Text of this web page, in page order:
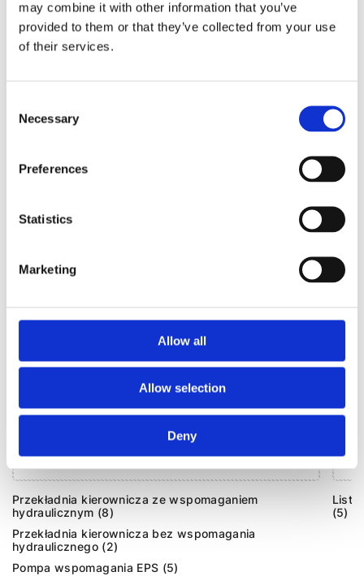
may combine it with other information that you’ve
provided to them or that they’ve collected from your use
of their services.
Selection
Necessary
Preferences
Statistics
Marketing
Allow all
Allow selection
Deny
PEUGEOT
Agregaty układu kierowniczego (26)
Przekładnia kierownicza ze wspomaganiem
hydraulicznym (8)
Przekładnia kierownicza bez wspomagania
hydraulicznego (2)
Pompa wspomagania EPS (5)
(5)